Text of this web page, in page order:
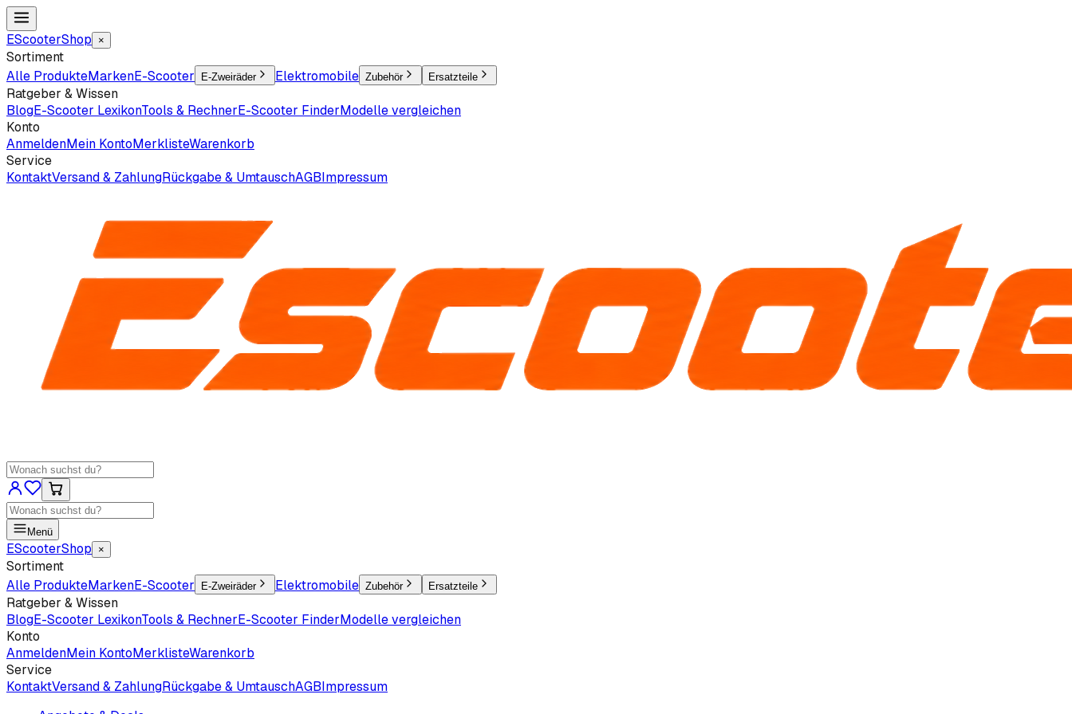
EScooterShop ×
Sortiment
Alle ProdukteMarkenE-Scooter E-Zweiräder Elektromobile Zubehör Ersatzteile
Ratgeber & Wissen
BlogE-Scooter LexikonTools & RechnerE-Scooter FinderModelle vergleichen
Konto
AnmeldenMein KontoMerklisteWarenkorb
Service
KontaktVersand & ZahlungRückgabe & UmtauschAGBImpressum
Menü
EScooterShop ×
Sortiment
Alle ProdukteMarkenE-Scooter E-Zweiräder Elektromobile Zubehör Ersatzteile
Ratgeber & Wissen
BlogE-Scooter LexikonTools & RechnerE-Scooter FinderModelle vergleichen
Konto
AnmeldenMein KontoMerklisteWarenkorb
Service
KontaktVersand & ZahlungRückgabe & UmtauschAGBImpressum